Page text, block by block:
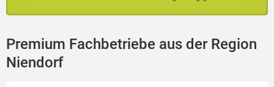
Premium Fachbetriebe aus der Region
Niendorf